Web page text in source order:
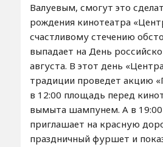
Валуевым, смогут это
рождения кинотеатра
счастливому стечению
выпадает на День
августа. В этот день
традиции проведет акцию
в 12:00 площадь перед
вымыта шампунем. А в
приглашает на красную
праздничный фуршет и